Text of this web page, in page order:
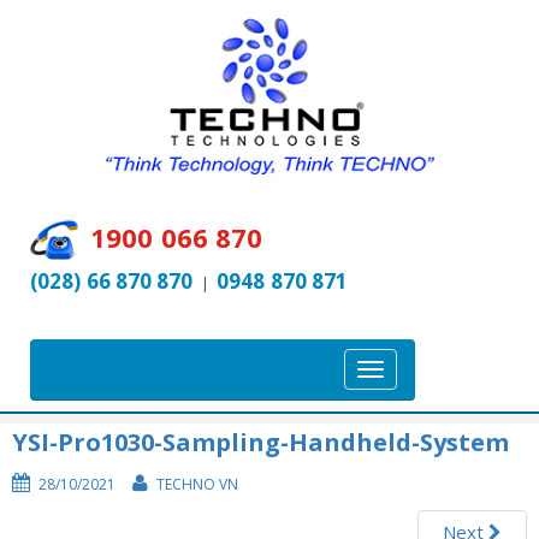
1900 066 870
(028) 66 870 870 | 0948 870 871
T
o
g
YSI-Pro1030-Sampling-Handheld-System
28/10/2021 TECHNO VN
Next